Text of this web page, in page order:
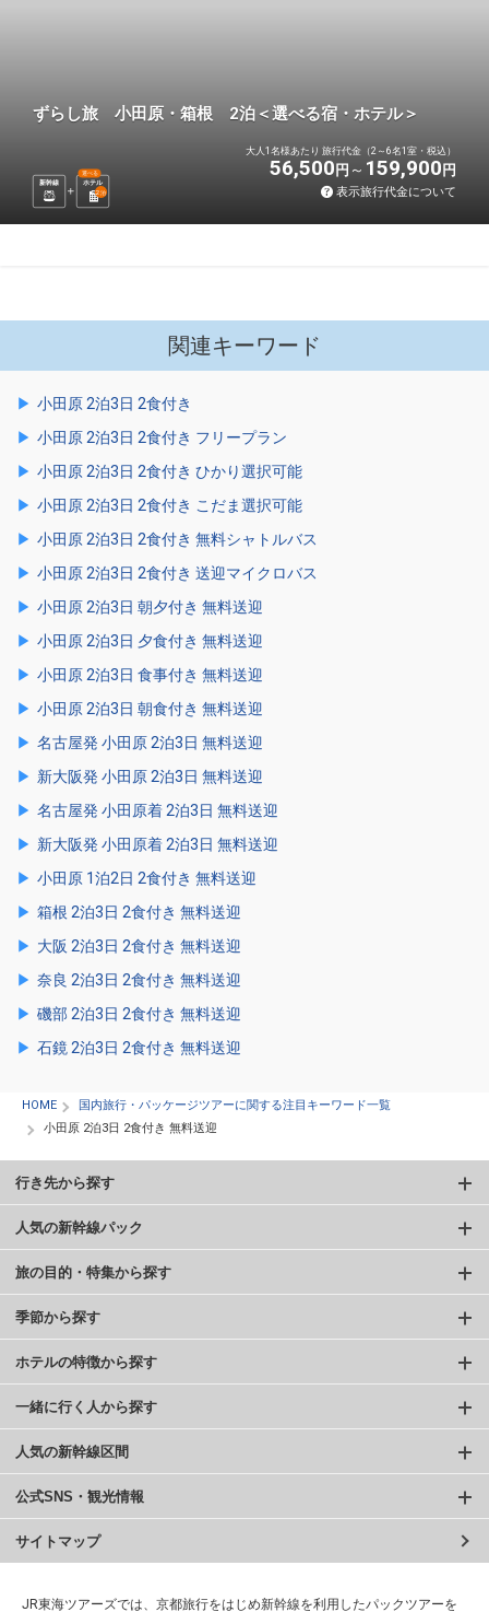
ずらし旅 小田原・箱根 2泊＜選べる宿・ホテル＞
新幹線 ホテル
選べる
2泊
大人1名様あたり 旅行代金（2～6名1室・税込）
56,500 円 159,900 円
表示旅行代金について
関連キーワード
小田原 2泊3日 2食付き
小田原 2泊3日 2食付き フリープラン
小田原 2泊3日 2食付き ひかり選択可能
小田原 2泊3日 2食付き こだま選択可能
小田原 2泊3日 2食付き 無料シャトルバス
小田原 2泊3日 2食付き 送迎マイクロバス
小田原 2泊3日 朝夕付き 無料送迎
小田原 2泊3日 夕食付き 無料送迎
小田原 2泊3日 食事付き 無料送迎
小田原 2泊3日 朝食付き 無料送迎
名古屋発 小田原 2泊3日 無料送迎
新大阪発 小田原 2泊3日 無料送迎
名古屋発 小田原着 2泊3日 無料送迎
新大阪発 小田原着 2泊3日 無料送迎
小田原 1泊2日 2食付き 無料送迎
箱根 2泊3日 2食付き 無料送迎
大阪 2泊3日 2食付き 無料送迎
奈良 2泊3日 2食付き 無料送迎
磯部 2泊3日 2食付き 無料送迎
石鏡 2泊3日 2食付き 無料送迎
HOME
国内旅行・パッケージツアーに関する注目キーワード一覧
小田原 2泊3日 2食付き 無料送迎
行き先から探す
人気の新幹線パック
旅の目的・特集から探す
季節から探す
ホテルの特徴から探す
一緒に行く人から探す
人気の新幹線区間
公式SNS・観光情報
サイトマップ
JR東海ツアーズでは、京都旅行をはじめ新幹線を利用したパックツアーを